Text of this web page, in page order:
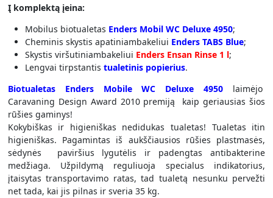
Į komplektą įeina:
Mobilus biotualetas Enders Mobil WC Deluxe 4950;
Cheminis skystis apatiniambakeliui Enders TABS Blue;
Skystis viršutiniambakeliui Enders Ensan Rinse 1 l;
Lengvai tirpstantis tualetinis popierius.
Biotualetas Enders Mobile WC Deluxe 4950 laimėjo
Caravaning Design Award 2010 premiją kaip geriausias šios
rūšies gaminys!
Kokybiškas ir higieniškas nedidukas tualetas! Tualetas itin
higieniškas. Pagamintas iš aukščiausios rūšies plastmasės,
sėdynės paviršius lygutėlis ir padengtas antibakterine
medžiaga. Užpildymą reguliuoja specialus indikatorius,
įtaisytas transportavimo ratas, tad tualetą nesunku pervežti
net tada, kai jis pilnas ir sveria 35 kg.